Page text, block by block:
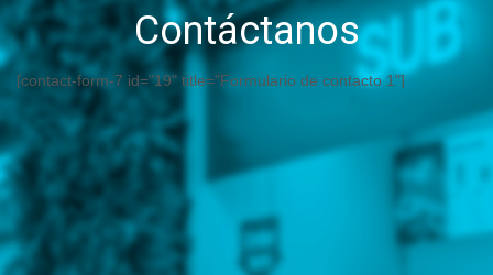
Contáctanos
[contact-form-7 id="19" title="Formulario de contacto 1"]